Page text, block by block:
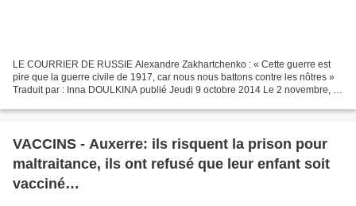
LE COURRIER DE RUSSIE Alexandre Zakhartchenko : « Cette guerre est
pire que la guerre civile de 1917, car nous nous battons contre les nôtres »
Traduit par : Inna DOULKINA publié Jeudi 9 octobre 2014 Le 2 novembre, la
VACCINS - Auxerre: ils risquent la prison pour
maltraitance, ils ont refusé que leur enfant soit
vacciné…